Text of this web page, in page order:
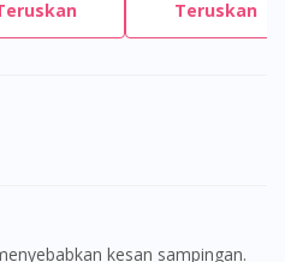
Teruskan
kesan sampingan.